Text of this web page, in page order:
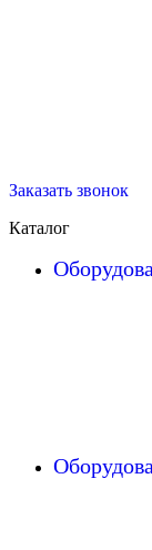
Заказать звонок
Каталог